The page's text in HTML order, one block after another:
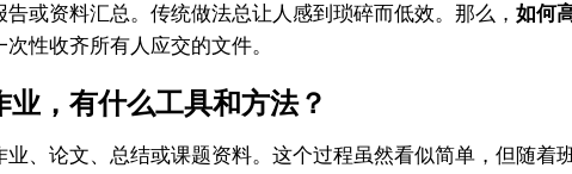
或资料汇总。传统做法总让人感到琐碎而低效。那么，如何
性收齐所有人应交的文件。
，有什么工具和方法？
、论文、总结或课题资料。这个过程虽然看似简单，但随着